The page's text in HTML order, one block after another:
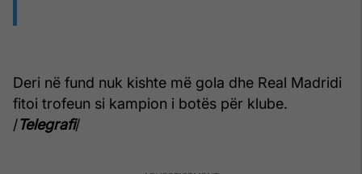
Deri në fund nuk kishte më gola dhe Real Madridi
fitoi trofeun si kampion i botës për klube.
/Telegrafi/